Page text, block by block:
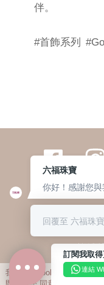
伴。
#首飾系列
繁
© 六福
(六福企業禮
六福電子
(六福集
六福珠寶金
我們利用cookies為您提供
訂閱我取
連結
六福珠寶
你好！感謝您與
回覆至 六福珠寶